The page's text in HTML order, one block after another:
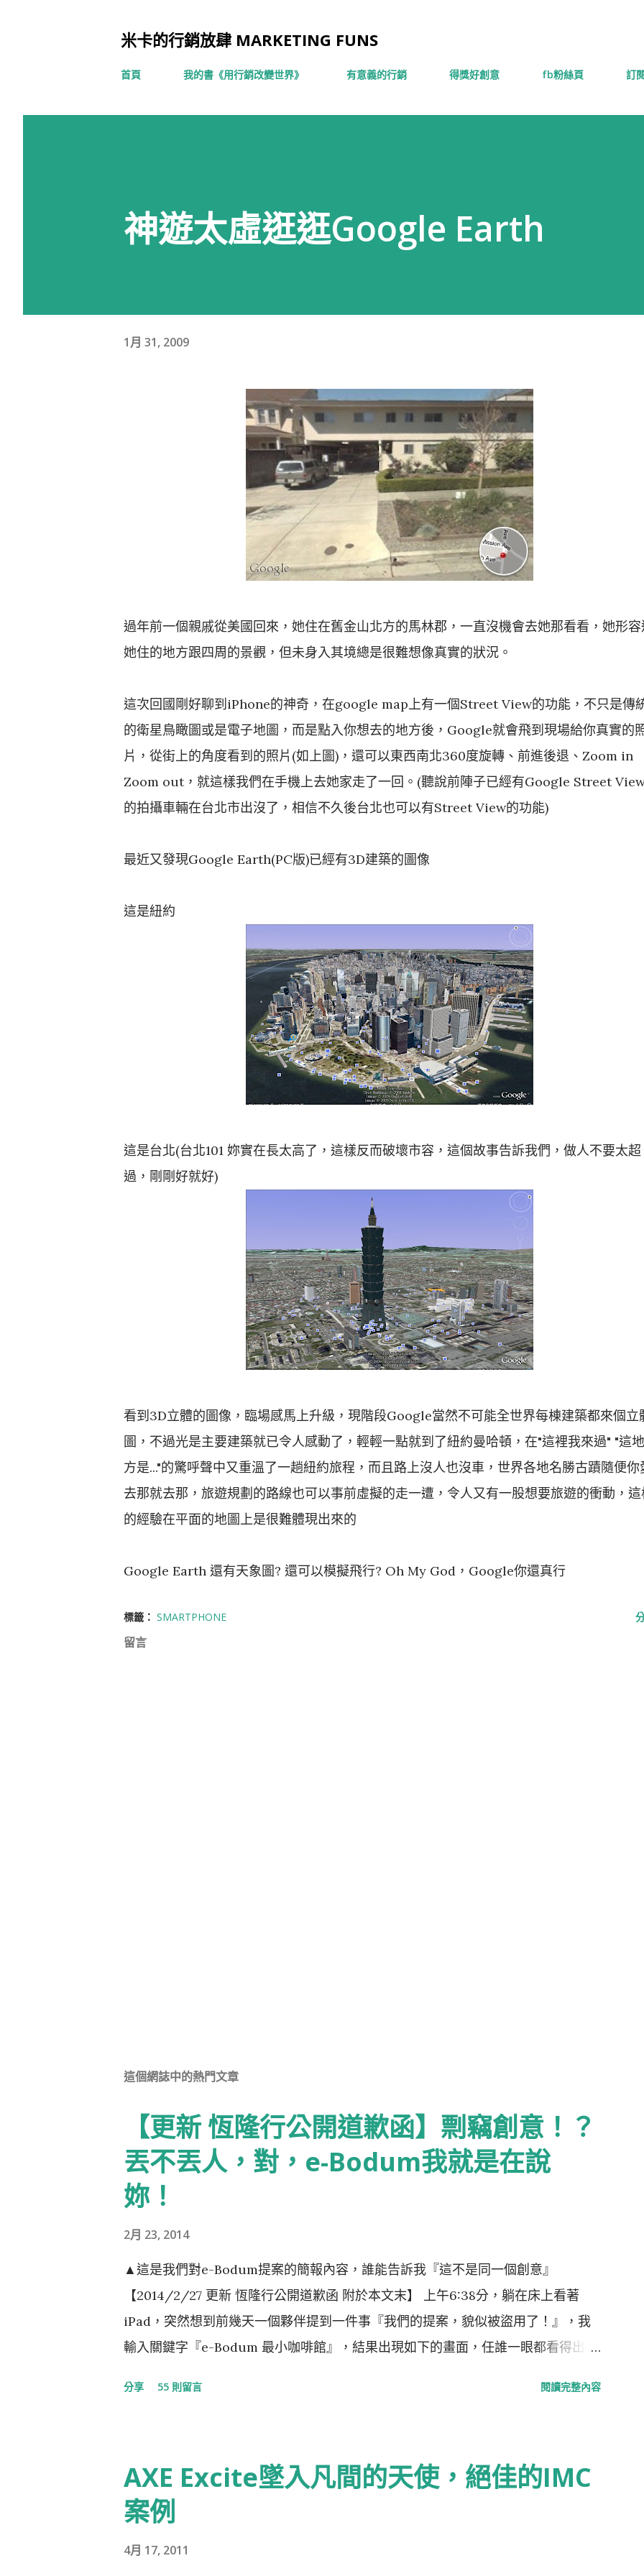
米卡的行銷放肆 MARKETING FUNS
首頁 我的書《用行銷改變世界》 有意義的行銷 得獎好創意 fb粉絲頁 訂
神遊太虛逛逛Google Earth
1月 31, 2009
過年前一個親戚從美國回來，她住在舊金山北方的馬林郡，一直沒機會去她那看看，她形
她住的地方跟四周的景觀，但未身入其境總是很難想像真實的狀況。
這次回國剛好聊到iPhone的神奇，在google map上有一個Street View的功能，不只是傳
的衛星鳥瞰圖或是電子地圖，而是點入你想去的地方後，Google就會飛到現場給你真實的
片，從街上的角度看到的照片(如上圖)，還可以東西南北360度旋轉、前進後退、Zoom in
Zoom out，就這樣我們在手機上去她家走了一回。(聽說前陣子已經有Google Street
的拍攝車輛在台北市出沒了，相信不久後台北也可以有Street View的功能)
最近又發現Google Earth(PC版)已經有3D建築的圖像
這是紐約
這是台北(台北101 妳實在長太高了，這樣反而破壞市容，這個故事告訴我們，做人不要太超
過，剛剛好就好)
看到3D立體的圖像，臨場感馬上升級，現階段Google當然不可能全世界每棟建築都來個立
圖，不過光是主要建築就已令人感動了，輕輕一點就到了紐約曼哈頓，在"這裡我來過" "這地
方是..."的驚呼聲中又重溫了一趟紐約旅程，而且路上沒人也沒車，世界各地名勝古蹟隨便你
去那就去那，旅遊規劃的路線也可以事前虛擬的走一遭，令人又有一股想要旅遊的衝動，
的經驗在平面的地圖上是很難體現出來的
Google Earth 還有天象圖? 還可以模擬飛行? Oh My God，Google你還真行
標籤： SMARTPHONE
留言
這個網誌中的熱門文章
【更新 恆隆行公開道歉函】剽竊創意！？
丟不丟人，對，e-Bodum我就是在說
妳！
2月 23, 2014
▲這是我們對e-Bodum提案的簡報內容，誰能告訴我『這不是同一個創意』
【2014/2/27 更新 恆隆行公開道歉函 附於本文末】 上午6:38分，躺在床上看著
iPad，突然想到前幾天一個夥伴提到一件事『我們的提案，貌似被盜用了！』，我
輸入關鍵字『e-Bodum 最小咖啡館』，結果出現如下的畫面，任誰一眼都看得出，
毫不掩飾的整碗捧去的公司，這已經不是“偷”，而是“搶劫”！ ▲ 資料來源：Now
News 記者：彭夢竺 。標題：世界最小咖啡館在電梯裡
分享 55 則留言 閱讀完整內容
AXE Excite墜入凡間的天使，絕佳的IMC
案例
4月 17, 2011